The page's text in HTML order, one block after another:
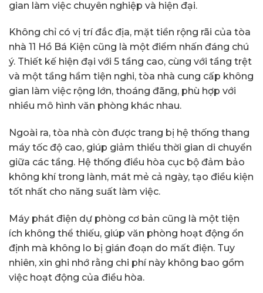
gian làm việc chuyên nghiệp và hiện đại.
Không chỉ có vị trí đắc địa, mặt tiền rộng rãi của tòa
nhà 11 Hồ Bá Kiện cũng là một điểm nhấn đáng chú
ý. Thiết kế hiện đại với 5 tầng cao, cùng với tầng trệt
và một tầng hầm tiện nghi, tòa nhà cung cấp không
gian làm việc rộng lớn, thoáng đãng, phù hợp với
nhiều mô hình văn phòng khác nhau.
Ngoài ra, tòa nhà còn được trang bị hệ thống thang
máy tốc độ cao, giúp giảm thiểu thời gian di chuyển
giữa các tầng. Hệ thống điều hòa cục bộ đảm bảo
không khí trong lành, mát mẻ cả ngày, tạo điều kiện
tốt nhất cho năng suất làm việc.
Máy phát điện dự phòng cơ bản cũng là một tiện
ích không thể thiếu, giúp văn phòng hoạt động ổn
định mà không lo bị gián đoạn do mất điện. Tuy
nhiên, xin ghi nhớ rằng chi phí này không bao gồm
việc hoạt động của điều hòa.